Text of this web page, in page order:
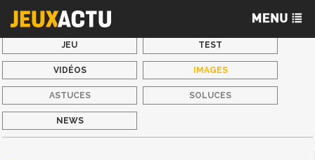
JEU TEST
VIDÉOS IMAGES
ASTUCES SOLUCES
NEWS